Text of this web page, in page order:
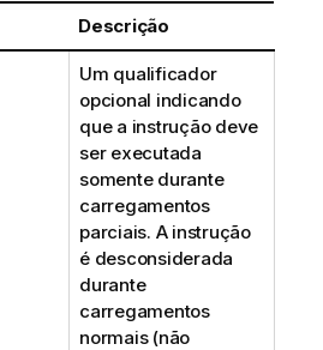
Descrição
Um qualificador
opcional indicando
que a instrução deve
ser executada
somente durante
carregamentos
parciais. A instrução
é desconsiderada
durante
carregamentos
normais (não